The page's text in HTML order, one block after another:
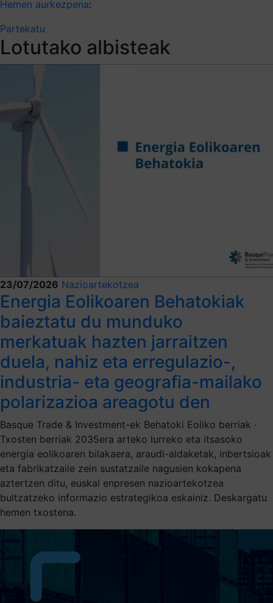
Hemen aurkezpena:
Partekatu
Lotutako albisteak
23/07/2026 Nazioartekotzea
Energia Eolikoaren Behatokiak
baieztatu du munduko
merkatuak hazten jarraitzen
duela, nahiz eta erregulazio-,
industria- eta geografia-mailako
polarizazioa areagotu den
Basque Trade & Investment-ek Behatoki Eoliko berriak ·
Txosten berriak 2035era arteko lurreko eta itsasoko
energia eolikoaren bilakaera, araudi-aldaketak, inbertsioak
eta fabrikatzaile zein sustatzaile nagusien kokapena
aztertzen ditu, euskal enpresen nazioartekotzea
bultzatzeko informazio estrategikoa eskainiz. Deskargatu
hemen txostena.